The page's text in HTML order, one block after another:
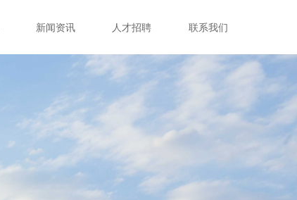
新闻资讯 人才招聘 联系我们